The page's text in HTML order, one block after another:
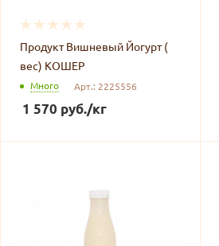
Продукт Вишневый Йогурт (
вес) КОШЕР
Много Арт.: 2225556
1 570 руб./кг